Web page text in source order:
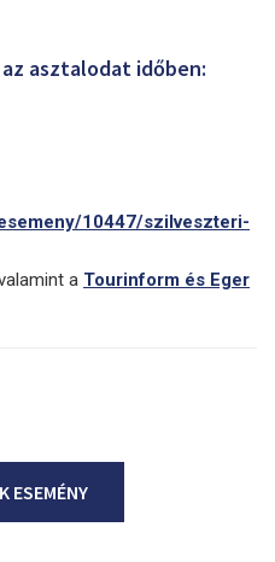
asztalodat időben:
10447/szilveszteri-
a Tourinform és Eger
ESEMÉNY